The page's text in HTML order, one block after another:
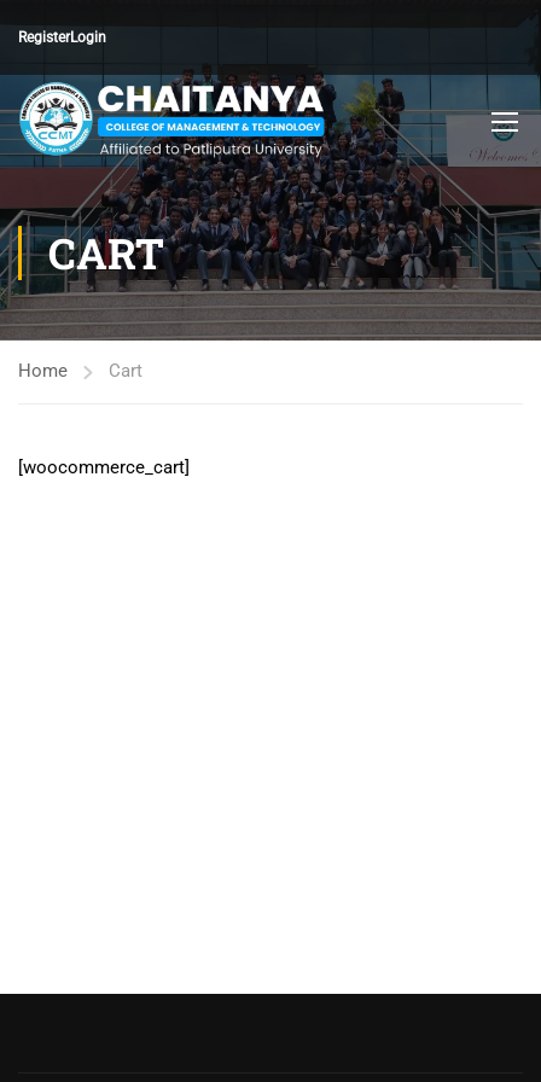
RegisterLogin
CART
Home Cart
[woocommerce_cart]